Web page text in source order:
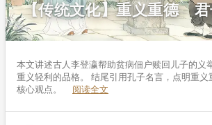
【传统文化】重义重德 君
本文讲述古人李登瀛帮助贫病佃户赎回儿子的义
重义轻利的品格。 结尾引用孔子名言，点明重义
核心观点。 阅读全文